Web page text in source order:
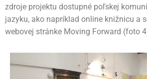
zdroje projektu dostupné poľskej
jazyku, ako napríklad online knižnicu a
webovej stránke Moving Forward (foto